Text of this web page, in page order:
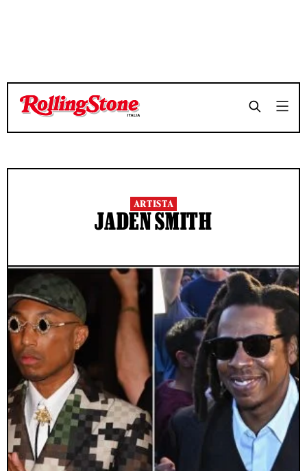
ARTISTA
JADEN SMITH